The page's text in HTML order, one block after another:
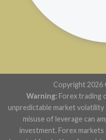
Copyright 2026
Warning: Forex trading
unpredictable market
misuse of leverage can
investment. Forex